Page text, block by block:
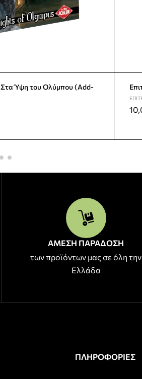
Ύψη του Ολύμπου (Add-
ΑΜΕΣΗ ΠΑΡΑΔΟΣΗ
των προϊόντων μας σε όλη την
Ελλάδα
ΠΛΗΡΟΦΟΡΙΕΣ